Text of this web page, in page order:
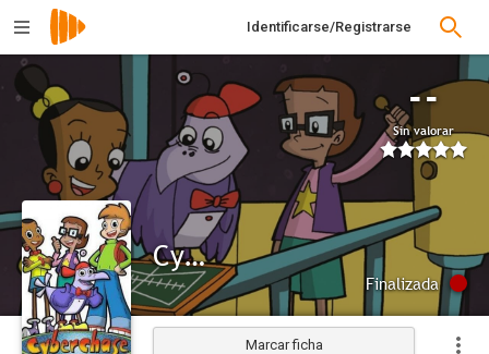
Identificarse/Registrarse
--
Sin valorar
Cyberchase
Finalizada
Marcar ficha